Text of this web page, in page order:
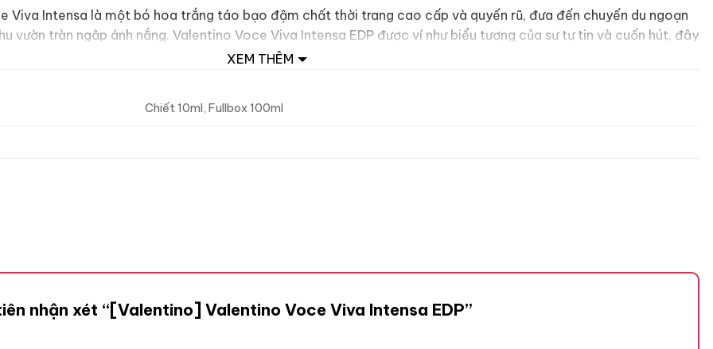
Viva Intensa là một bó hoa trắng táo bạo đậm chất thời trang cao cấp và quyến rũ, đưa đến chuyến du ngoạn
vườn tràn ngập ánh nắng. Valentino Voce Viva Intensa EDP được ví như biểu tượng của sự tự tin và cuốn hút, đây
hoa mà còn là lời khẳng định cá tính mạnh mẽ của người phụ nữ hiện đại.
XEM THÊM
Chiết 10ml, Fullbox 100ml
nhận xét “[Valentino] Valentino Voce Viva Intensa EDP”